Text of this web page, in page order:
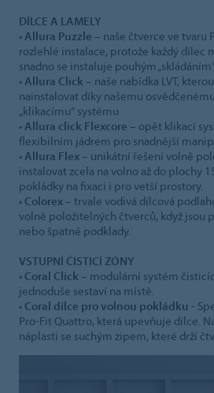
DÍLCE A LAMELY
• Allura Puzzle – naše čtverce ve tvaru
rozlehlé instalace, protože každý dílec
snadno se instaluje pouhým
• Allura Click – naše nabídka LVT,
nainstalovat díky našemu
„klikacímu“ systému
• Allura click Flexcore – opět klikací
flexibilním jádrem pro snadnější
• Allura Flex – unikátní řešení volně
instalovat zcela na volno až do plochy
pokládky na fixaci i pro vetší prostory.
• Colorex – trvale vodivá dílcová
volně položitelných čtverců, když jsou
nebo špatné podklady.
VSTUPNÍ ČISTICÍ ZÓNY
• Coral Click – modulární systém
jednoduše sestaví na místě.
• Coral dílce pro volnou pokládku -
Pro-Fit Quattro, která upevňuje dílce.
náplasti se suchým zipem, které drží